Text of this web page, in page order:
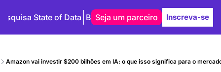
State of Data Blog Autores
Seja um parceiro Inscreva-se
Amazon vai investir $200 bilhões em IA: o que isso significa para o